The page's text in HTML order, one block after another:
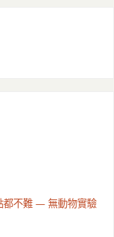
都不難 — 無動物實驗